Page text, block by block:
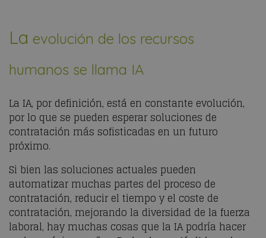
La evolución de los recursos
humanos se llama IA
La IA, por definición, está en constante evolución,
por lo que se pueden esperar soluciones de
contratación más sofisticadas en un futuro
próximo.
Si bien las soluciones actuales pueden
automatizar muchas partes del proceso de
contratación, reducir el tiempo y el coste de
contratación, mejorando la diversidad de la fuerza
laboral, hay muchas cosas que la IA podría hacer